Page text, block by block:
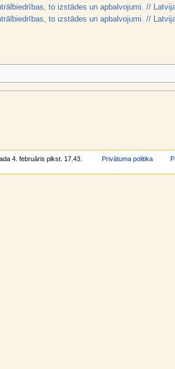
to izstādes un apbalvojumi. //
to izstādes un apbalvojumi. //
4. februāris plkst. 17.43. Privātuma politika